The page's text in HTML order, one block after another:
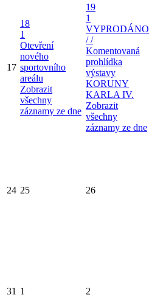
17
18
1
Otevření
nového
sportovního
areálu
Zobrazit
všechny
záznamy ze dne
19
1
VYPRODÁNO
/ /
Komentovaná
prohlídka
výstavy
KORUNY
KARLA IV.
Zobrazit
všechny
záznamy ze dne
24 25 26
31 1 2